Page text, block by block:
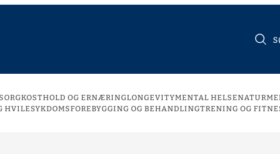
KOSTHOLD OG ERNÆRINGLONGEVITYMENTAL HELSE
HVILE SYKDOMSFOREBYGGING OG BEHANDLINGTRENING OG